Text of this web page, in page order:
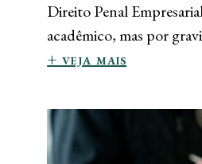
Direito Penal
acadêmico, mas por
+ veja mais